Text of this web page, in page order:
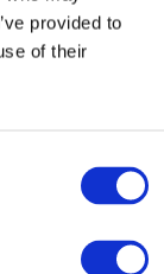
provided to
of their
positioning.